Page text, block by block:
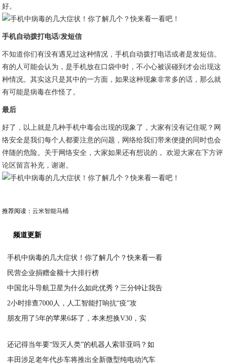
好。
手机自动拨打电话/发短信
不知道你们有没有遇见过这种情况，手机自动拨打电话或者是发短信。
有的人可能会认为，是手机放在口袋中时，不小心被误碰到才会出现这
种情况。其实这只是其中的一方面，如果这种现象非常多的话，那么就
有可能是病毒在作怪了。
最后
好了，以上就是几种手机中毒会出现的现象了，大家有没有记住呢？网
络安全是我们每个人都要注意的问题，网络给我们带来便捷的同时也会
伴随的危险。关于网络安全，大家如果还有想说的， 欢迎大家在下方评
论区留言补充，谢谢。
推荐阅读：云米智能马桶
频道更新
手机中病毒的几大症状！你了解几个？快来看一看
民营企业捐赠金额十大排行榜
中国北斗导航卫星为什么如此优秀？三分钟让我告
2小时排查7000人，人工智能打响抗“疫”攻
朋友用了5年的苹果6坏了，本来想换V30，实
还记得当年要“毁灭人类”的机器人索菲亚吗？如
丰田涉足老年代步车将推出全新微型纯电动汽车